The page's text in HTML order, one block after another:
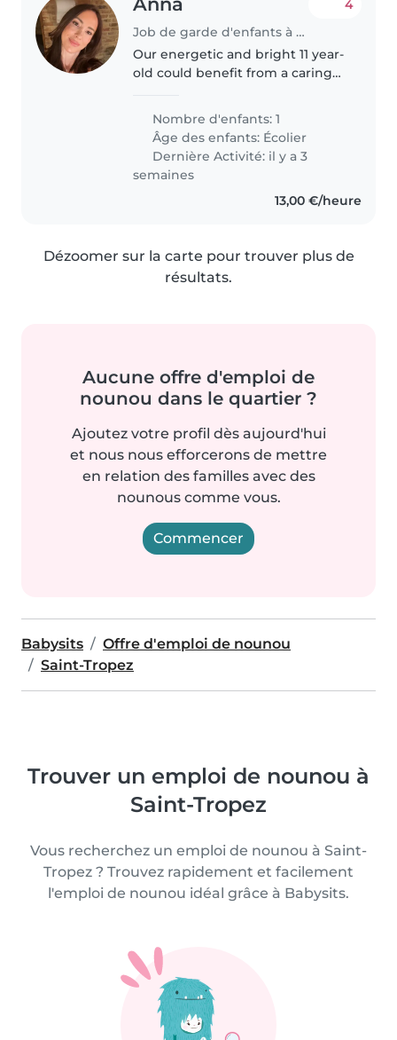
Job de garde d'enfants à Saint-Tropez
4
Our energetic and bright 11 year-
old could benefit from a caring
wouldn't mind a bit of tidying up
or homework support. Fluency
in English is a must—get in..
Nombre d'enfants: 1
Âge des enfants: Écolier
Dernière Activité: il y a 3
semaines
13,00 €/heure
Dézoomer sur la carte pour trouver plus de
résultats.
Aucune offre d'emploi de
nounou dans le quartier ?
Ajoutez votre profil dès aujourd'hui
et nous nous efforcerons de mettre
en relation des familles avec des
nounous comme vous.
Commencer
Babysits
Offre d'emploi de nounou
Saint-Tropez
Trouver un emploi de nounou à
Saint-Tropez
Vous recherchez un emploi de nounou à Saint-
Tropez ? Trouvez rapidement et facilement
l'emploi de nounou idéal grâce à Babysits.